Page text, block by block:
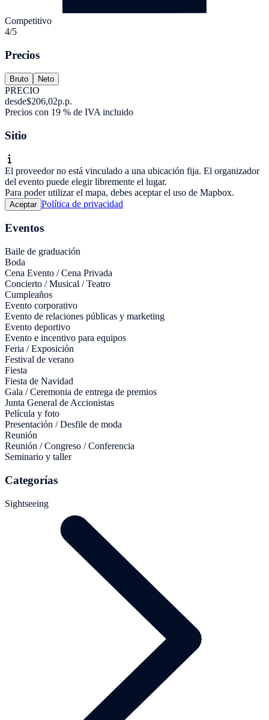
Competitivo
4/5
Precios
Bruto Neto
PRECIO
desde$206,02p.p.
Precios con 19 % de IVA incluido
Sitio
El proveedor no está vinculado a una ubicación fija. El organizador
del evento puede elegir libremente el lugar.
Para poder utilizar el mapa, debes aceptar el uso de Mapbox.
Aceptar Política de privacidad
Eventos
Baile de graduación
Boda
Cena Evento / Cena Privada
Concierto / Musical / Teatro
Cumpleaños
Evento corporativo
Evento de relaciones públicas y marketing
Evento deportivo
Evento e incentivo para equipos
Feria / Exposición
Festival de verano
Fiesta
Fiesta de Navidad
Gala / Ceremonia de entrega de premios
Junta General de Accionistas
Película y foto
Presentación / Desfile de moda
Reunión
Reunión / Congreso / Conferencia
Seminario y taller
Categorías
Sightseeing